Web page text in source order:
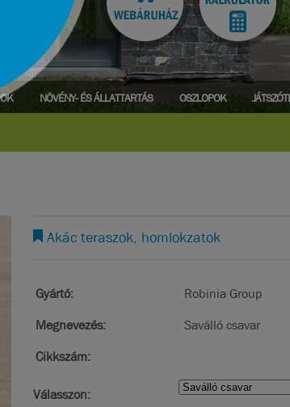
NÖVÉNY- ÉS ÁLLATTARTÁS OSZLOPOK
Akác teraszok, homlokzatok
Gyártó:
Robinia Group
Megnevezés:
Saválló csavar
Cikkszám:
Válasszon: